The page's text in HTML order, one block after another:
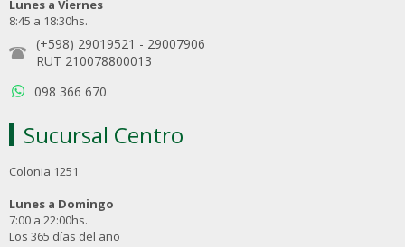
Lunes a Viernes
8:45 a 18:30hs.
(+598) 29019521 - 29007906
RUT 210078800013
098 366 670
Sucursal Centro
Colonia 1251
Lunes a Domingo
7:00 a 22:00hs.
Los 365 días del año